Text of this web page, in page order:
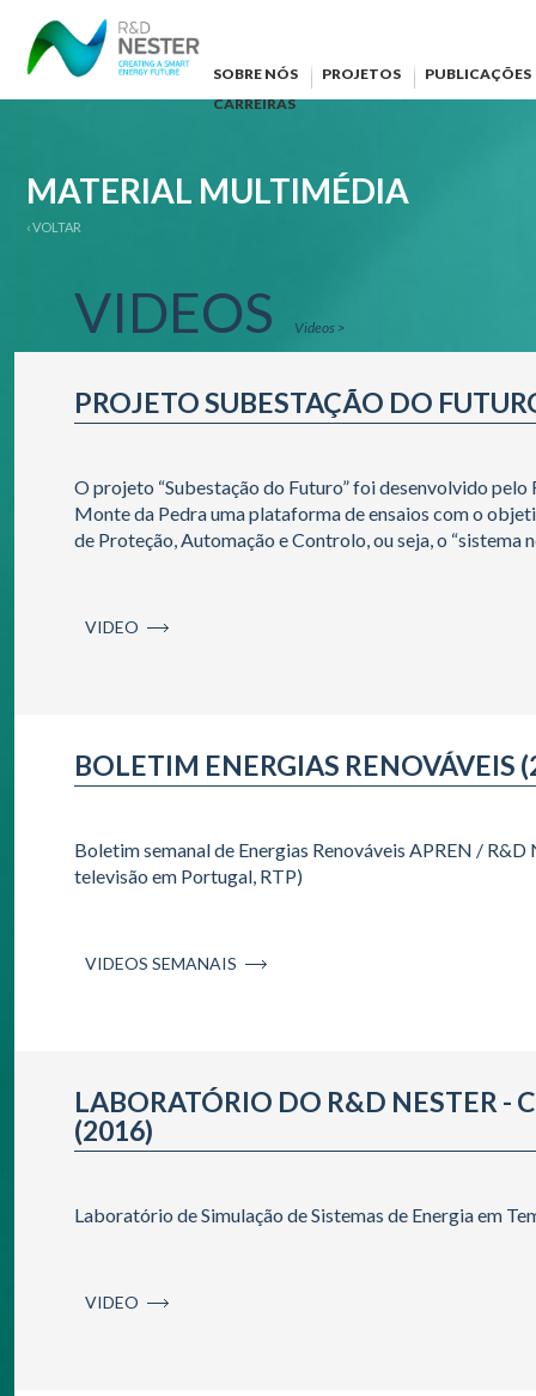
SOBRE NÓS PROJETOS
PUBLICAÇÕES
CARREIRAS
MATERIAL MULTIMÉDIA
‹ VOLTAR
VIDEOS Videos >
PROJETO SUBESTAÇÃO DO
O projeto “Subestação do Futuro” foi desenvolvido
Monte da Pedra uma plataforma de ensaios com o
de Proteção, Automação e Controlo, ou seja, o “sistema
VIDEO
BOLETIM ENERGIAS RENOVÁVEIS
Boletim semanal de Energias Renováveis APREN /
televisão em Portugal, RTP)
VIDEOS SEMANAIS
LABORATÓRIO DO R&D NESTER -
(2016)
Laboratório de Simulação de Sistemas de Energia em
VIDEO